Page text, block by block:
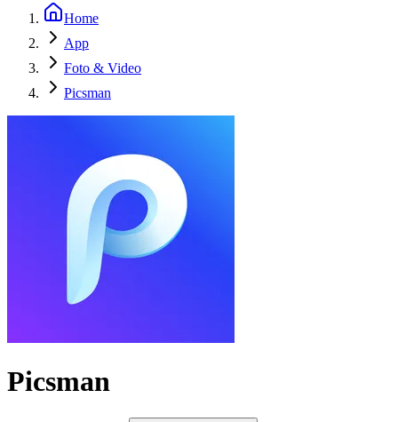
Home
App
Foto & Video
Picsman
Picsman